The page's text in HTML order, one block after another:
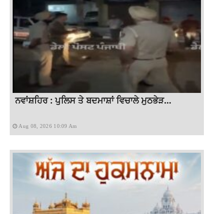
ਨਵਾਂਸ਼ਹਿਰ : ਪੁਲਿਸ ਤੇ ਬਦਮਾਸ਼ਾਂ ਵਿਚਾਲੇ ਮੁਠਭੇੜ...
Aug 08, 2026 10:09 Am